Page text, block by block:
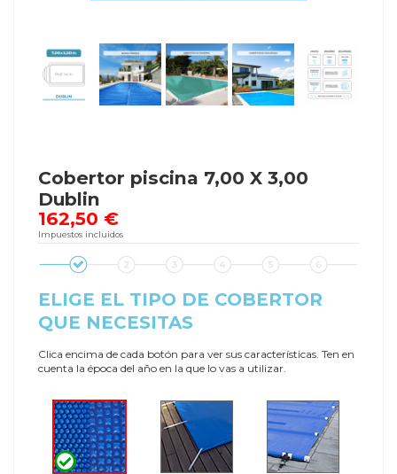
Cobertor piscina 7,00 X 3,00
Dublin
162,50 €
Impuestos incluidos
ELIGE EL TIPO DE COBERTOR
QUE NECESITAS
Clica encima de cada botón para ver sus características. Ten en
cuenta la época del año en la que lo vas a utilizar.